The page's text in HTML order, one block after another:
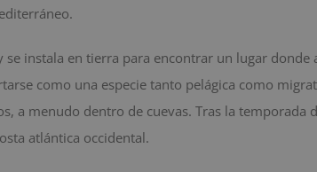
se instala en tierra para encontrar un lugar
como una especie tanto pelágica como
a menudo dentro de cuevas. Tras la temporada
atlántica occidental.